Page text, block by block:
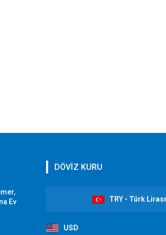
Ev
DÖVİZ KURU
TRY - Türk Lirası
USD